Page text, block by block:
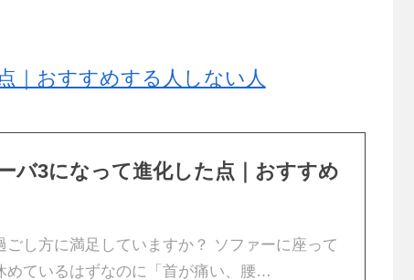
｜おすすめする人しない人
バ3になって進化した点｜おすすめ
ごし方に満足していますか？ ソファーに座って
めているはずなのに「首が痛い、腰…